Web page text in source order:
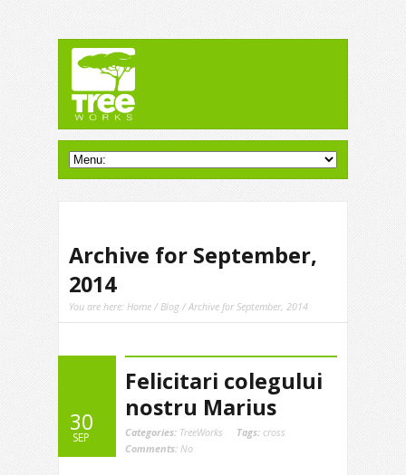
Archive for September,
2014
You are here: Home /Blog / Archive for September, 2014
30
SEP
Felicitari colegului
nostru Marius
Categories: TreeWorks Tags: cross
Comments: No